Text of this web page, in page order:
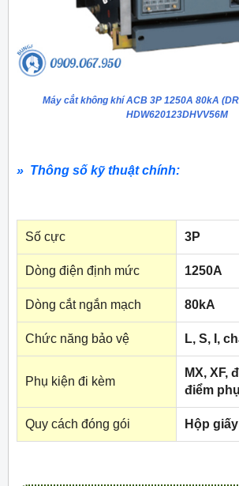
Máy cắt không khí ACB 3P 1250A 80kA
HDW620123DHVV56M
» Thông số kỹ thuật chính:
Số cực 3P
Dòng điện định mức 1250A
Dòng cắt ngắn mạch 80kA
Chức năng bảo vệ L, S, I,
Phụ kiện đi kèm
MX, XF,
điểm phụ
Quy cách đóng gói Hộp giấy